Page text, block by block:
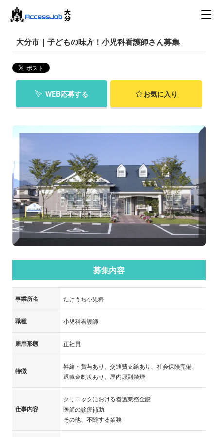
大分市｜子どもの味方！小児科看護師さん募集
WEB応募する お気に入り
募集内容
事業所名 たけうち小児科
職種 小児科看護師
雇用形態 正社員
特徴
昇給・賞与あり、交通費支給あり、社会保険完備、
退職金制度あり、屋内原則禁煙
仕事内容
クリニックにおける看護業務全般
医師の診療補助
その他、不随する業務